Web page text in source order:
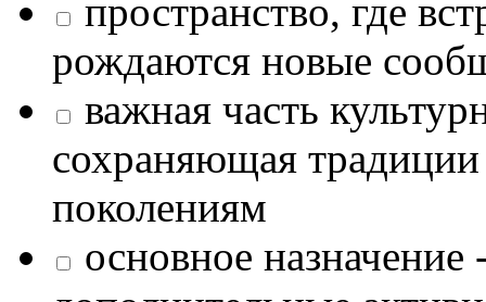
пространство, где
рождаются новые
важная часть
сохраняющая
поколениям
основное назначение